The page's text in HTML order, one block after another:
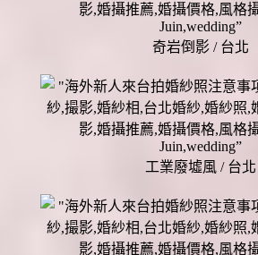
奇岩倒影 / 台北
工業廢墟風 / 台北